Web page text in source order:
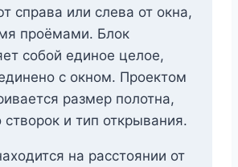
справа или слева от окна,
проёмами. Блок
собой единое целое,
с окном. Проектом
размер полотна,
створок и тип открывания.
на расстоянии от